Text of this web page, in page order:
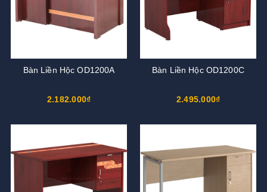
Bàn Liền Hộc OD1200A
2.182.000₫
Bàn Liền Hộc OD1200C
2.495.000₫